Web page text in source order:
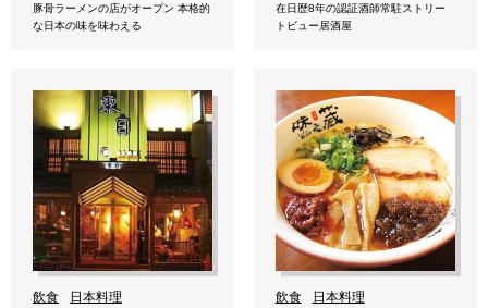
豚骨ラーメンの店がオープン 本格的
な日本の味を味わえる
在日歴8年の認証酒師常駐ストリー
トビュー居酒屋
飲食 日本料理 飲食 日本料理